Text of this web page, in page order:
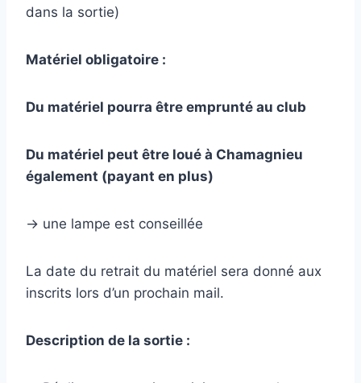
dans la sortie)
Matériel obligatoire :
Du matériel pourra être emprunté au club
Du matériel peut être loué à Chamagnieu
également (payant en plus)
-> une lampe est conseillée
La date du retrait du matériel sera donné aux
inscrits lors d’un prochain mail.
Description de la sortie :